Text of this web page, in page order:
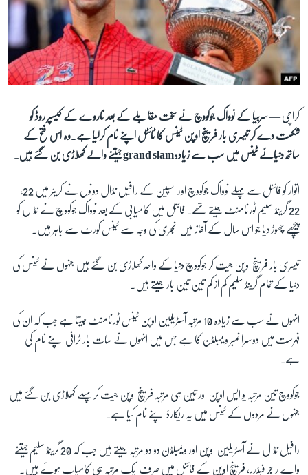
آرٹ
آزادیٔ صحافت
سائنس و ٹیکنالوجی
صحت
دلچسپ و عجیب
ویڈیوز
آڈیو
اسپیشل کوریج
اداریہ
FOLLOW US
کراچی — سربیا کے نوواک جوکووچ نے سخت مقابلے کے بعد ناروے کے کیسپر روڈ کو
شکست دے کر تیسری بار فرینچ اوپن ٹینس کا ٹائٹل اپنے نام کرلیا ہے۔وہ اس فتح کے
ساتھ دنیائے ٹینس میں سب سے زیادہgrand slam جیتنے والے کھلاڑی بن گئے ہیں۔
اتوار کو فائنل سے پہلے نوواک جوکووچ اور اسپین کے رافیل نڈال دونوں نے کریئر میں 22،
22 گرینڈ سلیم ٹورنامنٹ جیتے تھے۔ فائنل میں کامیابی کے بعد نوواک جوکووچ نے نڈال کو
پیچھے چھوڑ دیا جو اس سال کے آغاز میں انجری کی وجہ سے ٹینس کورٹ سے باہر ہیں۔
تیسری بار فرینچ اوپن جیت کر جوکووچ دنیا کے واحد کھلاڑی بن گئے ہیں جنہوں نے ٹینس کی
دنیا کے تمام گرینڈ سلیم کم از کم تین تین بار جیتے ہیں۔
انہوں نے سب سے زیادہ 10 مرتبہ آسٹریلین اوپن ٹینس ٹورنامنٹ جیتا ہے جب کہ ان کی
فہرست میں دوسرا نمبر ویمبلڈن کا ہے جس میں انہوں نے سات بار ٹرافی اپنے نام کی
ہے۔
جوکووچ تین مرتبہ یو ایس اوپن اور تین ہی مرتبہ فرینچ اوپن جیت کر پہلے کھلاڑی بن گئے ہیں
جنہوں نے مردوں کے ٹینس میں یہ ریکارڈ اپنے نام کیا ہے۔
رافیل نڈال نے آسٹریلین اوپن اور ویمبلڈن دو دو مرتبہ جیتے ہیں جب کہ 20 گرینڈ سلیم جیتنے
والے راجر فیڈرر, فرینچ اوپن کے فائنل میں صرف ایک مرتبہ ہی کامیاب ہوئے ہیں۔